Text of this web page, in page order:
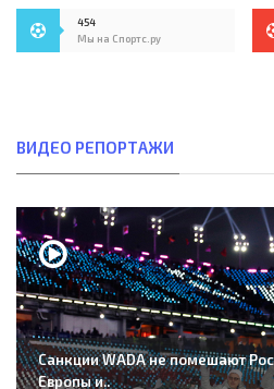
454
Мы на Спортс.ру
ВИДЕО РЕПОРТАЖИ
Санкции WADA не помешают
Европы и..